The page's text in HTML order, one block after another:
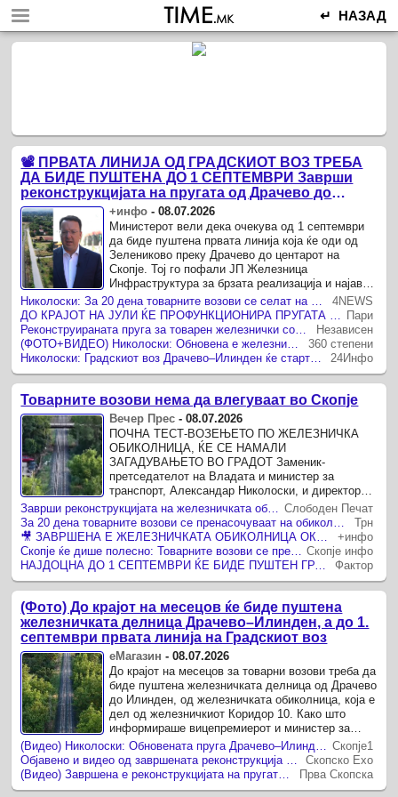
↵ НАЗАД
📽️ ПРВАТА ЛИНИЈА ОД ГРАДСКИОТ ВОЗ ТРЕБА
ДА БИДЕ ПУШТЕНА ДО 1 СЕПТЕМВРИ Заврши
реконструкцијата на пругата од Драчево до
Илинден
+инфо -08.07.2026
Министерот вели дека очекува од 1 септември
да биде пуштена првата линија која ќе оди од
Зелениково преку Драчево до центарот на
Скопје. Тој го пофали ЈП Железница
Инфраструктура за брзата реализација и најави
дека по тест периодот и техничкиот прием за
дваесетина пругата ќе ја ...
4NEWS
Пари
Независен
360 степени
24Инфо
Товарните возови нема да влегуваат во Скопје
Вечер Прес -08.07.2026
ПОЧНА ТЕСТ-ВОЗЕЊЕТО ПО ЖЕЛЕЗНИЧКА
ОБИКОЛНИЦА, ЌЕ СЕ НАМАЛИ
ЗАГАДУВАЊЕТО ВО ГРАДОТ Заменик-
претседателот на Владата и министер за
транспорт, Александар Николоски, и директорот
на ЈП „Железници – Инфраструктура“, Синиша
Ивановски, извршија увид во реконструираната
пруга, а ...
Слободен Печат
Трн
+инфо
Скопје инфо
Фактор
(Фото) До крајот на месецов ќе биде пуштена
железничката делница Драчево–Илинден, а до 1.
септември првата линија на Градскиот воз
еМагазин -08.07.2026
До крајот на месецов за товарни возови треба да
биде пуштена железничката делница од Драчево
до Илинден, од железничката обиколница, која е
дел од железничкиот Коридор 10. Како што
информираше вицепремиерот и министер за
транспорт, Александар Николоски, нејзината
реконструкција ...
(Видео) Николоски: Обновената пруга Драчево–Илинден ќе го забрза карго сообраќајот и ќе го намали загадувањето Скопје1
Објавено и видео од завршената реконструкција на пругата за товарен сообраќај на релација Драчево – Илинден
Скопско Ехо
(Видео) Завршена е реконструкцијата на пругата за товарен сообраќај на релација Драчево – Илинден
Прва Скопска